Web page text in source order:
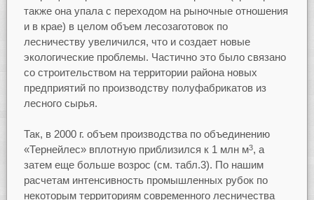
также она упала с переходом на рыночные отношения
и в крае) в целом объем лесозаготовок по
лесничеству увеличился, что и создает новые
экологические проблемы. Частично это было связано
со строительством на территории района новых
предприятий по производству полуфабрикатов из
лесного сырья.
Так, в 2000 г. объем производства по объединению
«Тернейлес» вплотную приблизился к 1 млн м3, а
затем еще больше возрос (см. табл.3). По нашим
расчетам интенсивность промышленных рубок по
некоторым территориям современного лесничества